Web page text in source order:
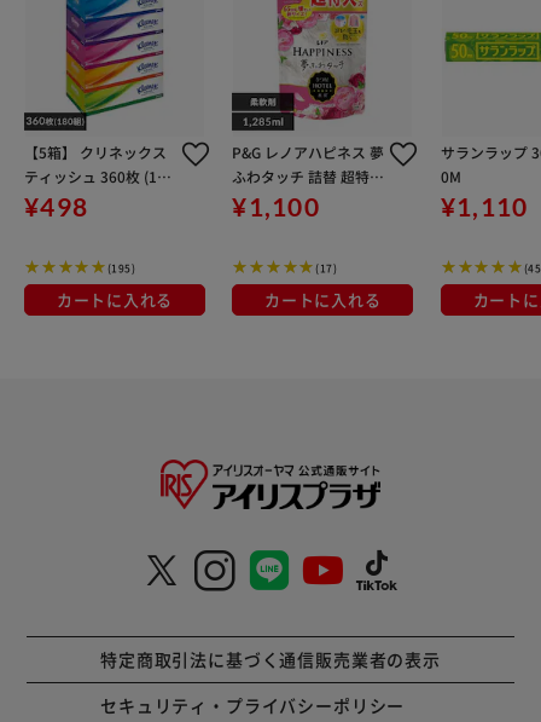
【5箱】 クリネックス
ティッシュ 360枚 (180
組) 5箱 日本製紙クレシ
¥498
(195)
カートに入れる
P&G レノアハピネス 夢
ふわタッチ 詰替 超特大
アンティークローズ 12
85ml
¥1,100
(17)
カートに入れる
サランラップ
0M
¥1,110
カート
特定商取引法に基づく通信販売業者の表示
セキュリティ・プライバシーポリシー